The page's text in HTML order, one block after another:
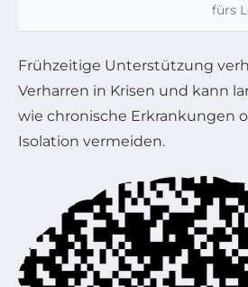
fürs
Frühzeitige Unterstützung
Verharren in Krisen und kann
wie chronische Erkrankungen
Isolation vermeiden.